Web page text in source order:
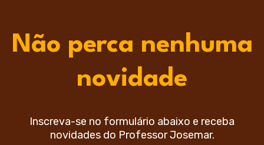
Não perca nenhuma
novidade
Inscreva-se no formulário abaixo e receba
novidades do Professor Josemar.